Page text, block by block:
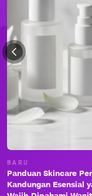
BARU
Panduan Skincare
Kandungan Esensial